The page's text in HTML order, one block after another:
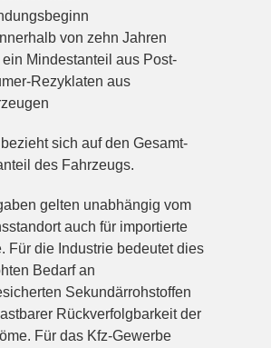
von zehn Jahren
Mindestanteil aus Post-
Rezyklaten aus
sich auf den Gesamt-
des Fahrzeugs.
gelten unabhängig vom
auch für importierte
Für die Industrie bedeutet dies
Bedarf an
Sekundärrohstoffen
Rückverfolgbarkeit der
Für das Kfz-Gewerbe